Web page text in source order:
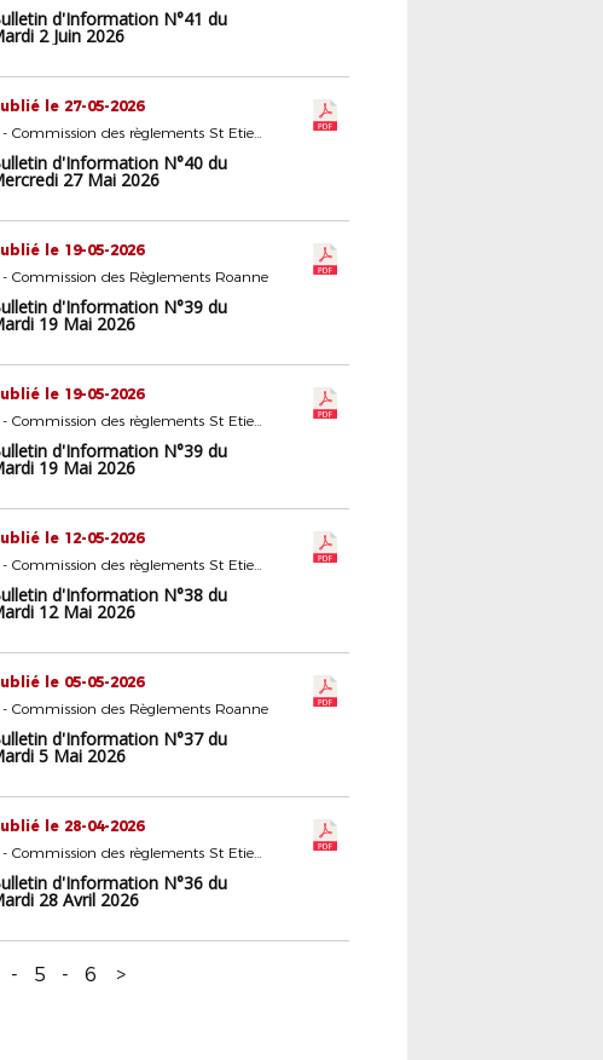
d'Information N°41 du
2 Juin 2026
le 27-05-2026
5 - Commission des règlements St Etienne
d'Information N°40 du
27 Mai 2026
le 19-05-2026
- Commission des Règlements Roanne
d'Information N°39 du
19 Mai 2026
le 19-05-2026
5 - Commission des règlements St Etienne
d'Information N°39 du
19 Mai 2026
le 12-05-2026
5 - Commission des règlements St Etienne
d'Information N°38 du
12 Mai 2026
le 05-05-2026
- Commission des Règlements Roanne
d'Information N°37 du
5 Mai 2026
le 28-04-2026
5 - Commission des règlements St Etienne
d'Information N°36 du
28 Avril 2026
- 5 - 6 >